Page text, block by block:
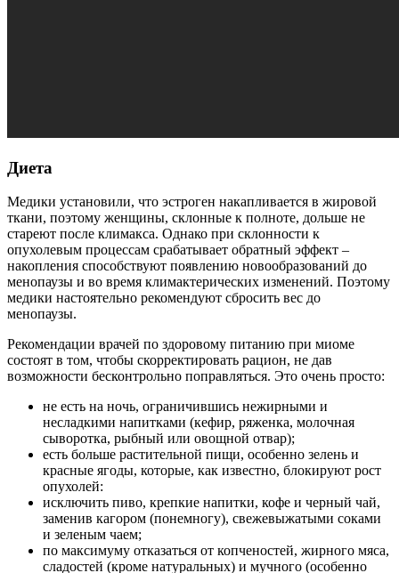
Диета
Медики установили, что эстроген накапливается в жировой
ткани, поэтому женщины, склонные к полноте, дольше не
стареют после климакса. Однако при склонности к
опухолевым процессам срабатывает обратный эффект –
накопления способствуют появлению новообразований до
менопаузы и во время климактерических изменений. Поэтому
медики настоятельно рекомендуют сбросить вес до
менопаузы.
Рекомендации врачей по здоровому питанию при миоме
состоят в том, чтобы скорректировать рацион, не дав
возможности бесконтрольно поправляться. Это очень просто:
не есть на ночь, ограничившись нежирными и
несладкими напитками (кефир, ряженка, молочная
сыворотка, рыбный или овощной отвар);
есть больше растительной пищи, особенно зелень и
красные ягоды, которые, как известно, блокируют рост
опухолей:
исключить пиво, крепкие напитки, кофе и черный чай,
заменив кагором (понемногу), свежевыжатыми соками
и зеленым чаем;
по максимуму отказаться от копченостей, жирного мяса,
сладостей (кроме натуральных) и мучного (особенно